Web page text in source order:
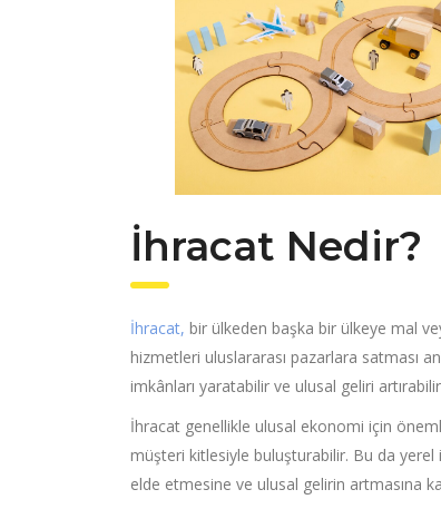
İhracat Nedir?
İhracat, bir ülkeden başka bir ülkeye mal
hizmetleri uluslararası pazarlara satması
imkânları yaratabilir ve ulusal geliri
İhracat genellikle ulusal ekonomi için
müşteri kitlesiyle buluşturabilir. Bu da yerel
elde etmesine ve ulusal gelirin artmasına